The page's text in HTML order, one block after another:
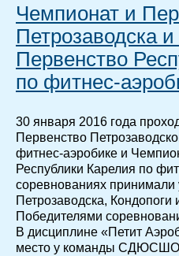
Чемпионат и
Петрозаводска
Первенство
по фитнес-
30 января 2016 года
Первенство
фитнес-аэробике и
Республики Карелия по
соревнованиях принимали
Петрозаводска, Кондопоги
Победителями
В дисциплине «Петит
место у команды